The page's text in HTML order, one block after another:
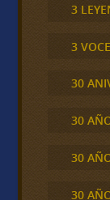
3
3
30
30
30
30